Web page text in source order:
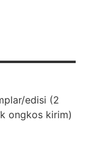
edisi (2
ongkos kirim)